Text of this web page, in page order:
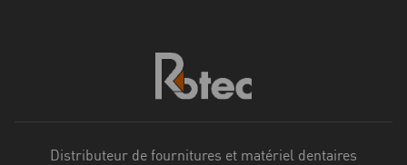
Distributeur de fournitures et matériel dentaires